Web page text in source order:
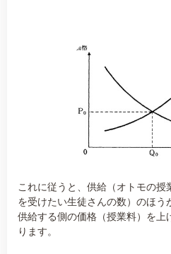
これに従うと、供給（オトモの
を受けたい生徒さんの数）のほう
供給する側の価格（授業料）を上
ります。